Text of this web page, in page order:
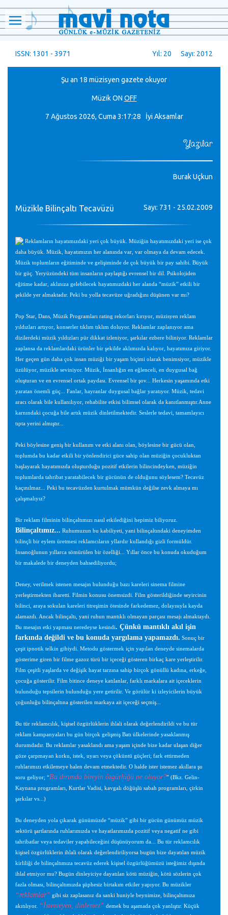
ISSN: 1301 - 3971 Yıl: 20 Sayı: 2012
Şu an 18 müzisyen gazete okuyor
MüzikON OFF
7 Ağustos 2026, Cuma 3:17:29 İyi Aksamlar
Yazılar
Burak Uçkun
Müzikle Bilinçaltı Tecavüzü Sayı: 731 - 25.02.2009
Reklamların hayatımızdaki yeri çok büyük. Müziğin hayatımızdaki yeri ise çok
daha büyük. Müzik, hayatımızın her alanında var, var olmaya da devam edecek.
Müzik toplumların eğitiminde ve gelişiminde de çok büyük bir pay sahibi. Büyük
bir güç. Yeryüzündeki tüm insanların paylaştığı evrensel bir dil. Psikolojiden
eğitime kadar, aklınıza gelebilecek hayatımızdaki her alanda “müzik” etkili bir
şekilde yer almaktadır. Peki bu yolla tecavüze uğradığını düşünen var mı?
Pop Star, Dans, Müzik Programları rating rekorları kırıyor, müzisyen reklam
yıldızları artıyor, konserler tıklım tıklım doluyor. Reklamlar zaplanıyor ama
dizilerdeki müzik yıldızları pür dikkat izleniyor, şarkılar ezbere biliniyor. Reklamlar
zaplansa da reklamlardaki ürünler bir şekilde aklımızda kalıyor, hayatımıza giriyor.
Her geçen gün daha çok insan müziği bir yaşam biçimi olarak benimsiyor, müzikle
üzülüyor, müzikle seviniyor. Müzik, İnsanlığın en eğlenceli, en duygusal bağ
oluşturan ve en evrensel ortak paydası. Evrensel bir şov... Herkesin yaşamında etki
yaratan önemli güç... Fanlar, hayranlar duygusal bağlar yaratıyor. Müzik, tedavi
aracı olarak bile kullanılıyor, rehabilite etkisi bilimsel olarak da kanıtlanmıştır.Anne
karnındaki çocuğa bile artık müzik dinletilmektedir. Seslerle tedavi, tamamlayıcı
tıpta yerini almıştır...
Peki böylesine geniş bir kullanım ve etki alanı olan, böylesine bir gücü olan,
toplumda bu kadar etkili bir yönlendirici güce sahip olan müziğin çocukluktan
başlayarak hayatımızda oluşturduğu pozitif etkilerin bilincindeyken, müziğin
toplumlarda tahribat yaratabilecek bir gücünün de olduğunu söylesem? Tecavüz
kaçınılmaz... Peki bu tecavüzden kurtulmak mümkün değilse zevk almaya mı
çalışmalıyız?
Bir reklam filminin bilinçaltımızı nasıl etkilediğini hepimiz biliyoruz.
Bilinçaltımız... Ruhumuzun bu kabiliyeti, yani bilinçaltındaki deneyimden
bilinçli bir eylem üretmesi reklamcıların yllardır kullandığı gizli formüldür.
İnsanoğlunun yıllarca sömürülen bir özelliği... Yıllar önce bu konuda okuduğum
bir makalede bir deneyden bahsediliyordu;
Deney, verilmek istenen mesajın bulunduğu bazı kareleri sinema filmine
yerleştirmekten ibaretti. Filmin konusu önemsizdi. Film gösterildiğinde seyircinin
bilinci, araya sokulan kareleri titreşimin ötesinde farkedemez, dolayısıyla kayda
alamazdı. Ancak bilinçaltı, yani ruhun mantıklı olmayan parçası mesajı almaktaydı.
Bu mesajın etki yapması neredeyse kesindi. Çünkü mantıklı akıl işin
farkında değildi ve bu konuda yargılama yapamazdı. Sonuç bir
çeşit ipnotik telkin gibiydi. Metodu göstermek için yapılan deneyde sinemalarda
gösterime giren bir filme gazoz türü bir içeceği gösteren birkaç kare yerleştirilir.
Film çeşitli yaşlarda ve değişik hayat tarzına sahip birçok gönüllü kadına, erkeğe,
çocuğa gösterilir. Film bitince deneye katılanlar, farklı markalara ait içeceklerin
bulunduğu tepsilerin bulunduğu yere getirilir. Ve görülür ki izleyicilerin büyük
çoğunluğu bilinçaltına gösterilen markaya ait içeceği seçmiş...
Bu tür reklamcılık, kişisel özgürlüklerin ihlali olarak değerlendirildi ve bu tür
reklam kampanyaları bu gün birçok gelişmiş Batı ülkelerinde yasaklanmış
durumdadır. Bu reklamlar yasaklandı ama yaşam içinde bize kadar ulaşan diğer
göze çarpmayan korku, istek, uyarı veya çöküntü güçleri; fark ettirmeden
ruhlarımızı etkilemeye halen devam etmektedir. O halde ister istemez akıllara şu
soru geliyor; “Bu dırımda bireyin özgürlüğü ne oluyor?” (Bkz. Gelin-
Kaynana programları, Kurtlar Vadisi, kavgalı döğüşlü sabah programları, çirkin
şarkılar vs...)
Bu deneyden yola çıkarak günümüzde “müzik” gibi bir gücün günümüz müzik
sektörü şartlarında ruhlarımızda ve hayatlarımızda pozitif veya negatif ne gibi
tahribatlar veya tedaviler yapabileceğini düşünüyorum da... Bu tür reklamcılık
kişisel özgürlüklerin ihlali olarak değerlendiriliyorsa bugün bize dayatılan müzik
kirliliği de bilinçaltımıza tecavüz ederek kişisel özgürlüğümüzü isteğimiz dışında
ihlal etmiyor mu? Bugün dinleyiciye dayatılan kötü müziğin, kötü sözlerin çok
fazla olması, bilinçaltımızda şüphesiz birtakım etkiler yapıyor. Bu müzikler
“reklamlar” gibi siz zaplasanız da sanki huniyle beynimize, bilinçaltımıza
akıtılıyor.
“İstemeyen, dinlemez” demek bu aşamada çok yanlıştır. Küçük